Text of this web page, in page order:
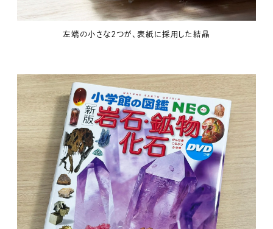
左端の小さな２つが、表紙に採用した結晶